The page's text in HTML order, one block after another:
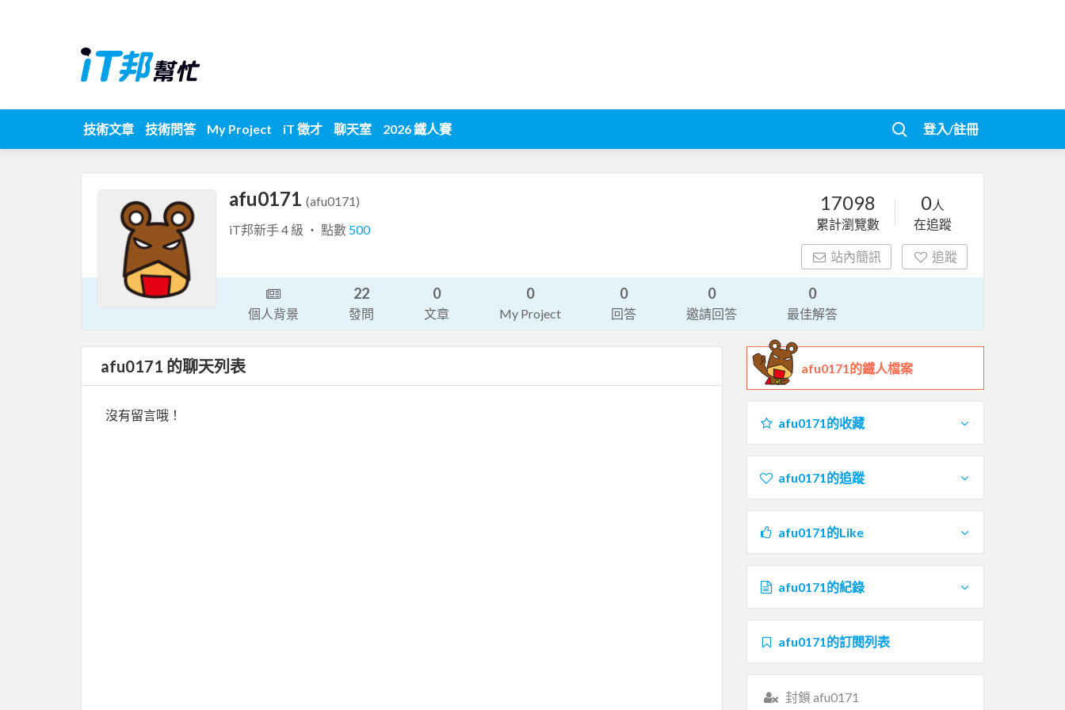
技術文章 技術問答 My Project iT 徵才 聊天室 2026 鐵人賽 登入/註冊
afu0171 (afu0171)
iT邦新手 4 級 ‧ 點數 500
17098
累計瀏覽數
0人
在追蹤
站內簡訊 追蹤
個人背景
22
發問
0
文章
0
My Project
0
回答
0
邀請回答
0
最佳解答
afu0171 的聊天列表
沒有留言哦！
afu0171的鐵人檔案
afu0171的收藏
afu0171的追蹤
afu0171的Like
afu0171的紀錄
afu0171的訂閱列表
封鎖 afu0171